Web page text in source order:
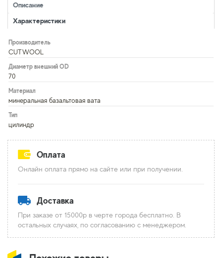
Описание
Характеристики
Производитель
CUTWOOL
Диаметр внешний OD
70
Материал
минеральная базальтовая вата
Тип
цилиндр
Оплата
Онлайн оплата прямо на сайте или при получении.
Доставка
При заказе от 15000р в черте города бесплатно. В
остальных случаях, по согласованию с менеджером.